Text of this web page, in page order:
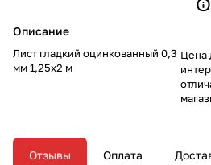
Описание
Лист гладкий оцинкованный 0,3
мм 1,25х2 м
Цена
Отзывы Оплата